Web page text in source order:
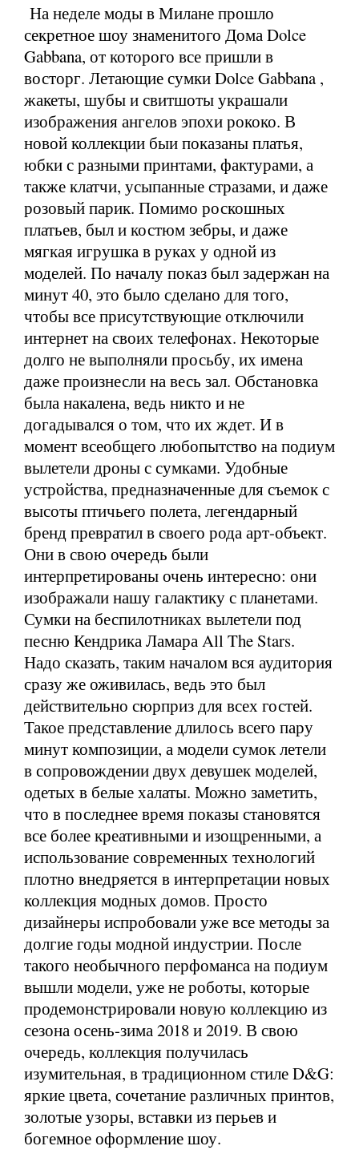
На неделе моды в Милане прошло
секретное шоу знаменитого Дома Dolce
Gabbana, от которого все пришли в
восторг. Летающие сумки Dolce Gabbana ,
жакеты, шубы и свитшоты украшали
изображения ангелов эпохи рококо. В
новой коллекции быи показаны платья,
юбки с разными принтами, фактурами, а
также клатчи, усыпанные стразами, и даже
розовый парик. Помимо роскошных
платьев, был и костюм зебры, и даже
мягкая игрушка в руках у одной из
моделей. По началу показ был задержан на
минут 40, это было сделано для того,
чтобы все присутствующие отключили
интернет на своих телефонах. Некоторые
долго не выполняли просьбу, их имена
даже произнесли на весь зал. Обстановка
была накалена, ведь никто и не
догадывался о том, что их ждет. И в
момент всеобщего любопытство на подиум
вылетели дроны с сумками. Удобные
устройства, предназначенные для съемок с
высоты птичьего полета, легендарный
бренд превратил в своего рода арт-объект.
Они в свою очередь были
интерпретированы очень интересно: они
изображали нашу галактику с планетами.
Сумки на беспилотниках вылетели под
песню Кендрика Ламара All The Stars.
Надо сказать, таким началом вся аудитория
сразу же оживилась, ведь это был
действительно сюрприз для всех гостей.
Такое представление длилось всего пару
минут композиции, а модели сумок летели
в сопровождении двух девушек моделей,
одетых в белые халаты. Можно заметить,
что в последнее время показы становятся
все более креативными и изощренными, а
использование современных технологий
плотно внедряется в интерпретации новых
коллекция модных домов. Просто
дизайнеры испробовали уже все методы за
долгие годы модной индустрии. После
такого необычного перфоманса на подиум
вышли модели, уже не роботы, которые
продемонстрировали новую коллекцию из
сезона осень-зима 2018 и 2019. В свою
очередь, коллекция получилась
изумительная, в традиционном стиле D&G:
яркие цвета, сочетание различных принтов,
золотые узоры, вставки из перьев и
богемное оформление шоу.